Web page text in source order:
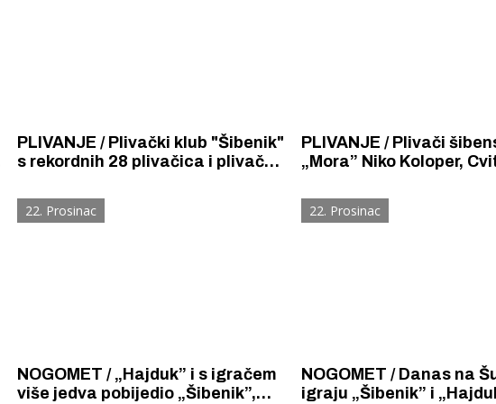
PLIVANJE / Plivački klub "Šibenik"
s rekordnih 28 plivačica i plivača
početnike i mlađe kadete
PLIVANJE / Plivači
„Mora” Niko Koloper,
Mate Džepina zlatni u
kolu Otvorene splitske
22. Prosinac
NOGOMET / „Hajduk” i s igračem
više jedva pobijedio „Šibenik”,
22. Prosinac
NOGOMET / Danas na
igraju „Šibenik” i